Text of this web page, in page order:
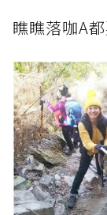
瞧瞧落咖A